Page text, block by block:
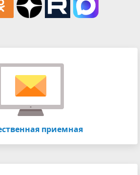
приемная